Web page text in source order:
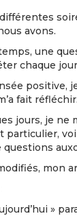
avons.
une
chaque
positive,
fait
jours, je
particulier,
questions
mon
»